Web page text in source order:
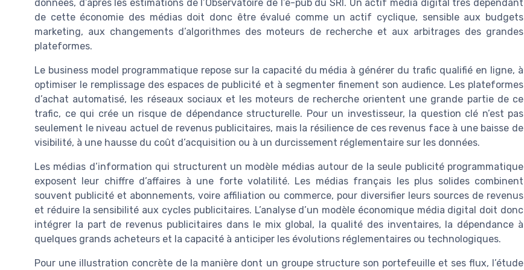
données, d’après les estimations de l’Observatoire de l’e-pub du SRI. Un actif média digital très dépendant
de cette économie des médias doit donc être évalué comme un actif cyclique, sensible aux budgets
marketing, aux changements d’algorithmes des moteurs de recherche et aux arbitrages des grandes
plateformes.
Le business model programmatique repose sur la capacité du média à générer du trafic qualifié en ligne, à
optimiser le remplissage des espaces de publicité et à segmenter finement son audience. Les plateformes
d’achat automatisé, les réseaux sociaux et les moteurs de recherche orientent une grande partie de ce
trafic, ce qui crée un risque de dépendance structurelle. Pour un investisseur, la question clé n’est pas
seulement le niveau actuel de revenus publicitaires, mais la résilience de ces revenus face à une baisse de
visibilité, à une hausse du coût d’acquisition ou à un durcissement réglementaire sur les données.
Les médias d’information qui structurent un modèle médias autour de la seule publicité programmatique
exposent leur chiffre d’affaires à une forte volatilité. Les médias français les plus solides combinent
souvent publicité et abonnements, voire affiliation ou commerce, pour diversifier leurs sources de revenus
et réduire la sensibilité aux cycles publicitaires. L’analyse d’un modèle économique média digital doit donc
intégrer la part de revenus publicitaires dans le mix global, la qualité des inventaires, la dépendance à
quelques grands acheteurs et la capacité à anticiper les évolutions réglementaires ou technologiques.
Pour une illustration concrète de la manière dont un groupe structure son portefeuille et ses flux, l’étude